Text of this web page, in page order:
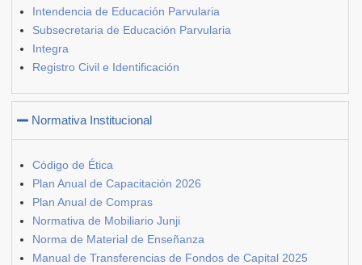
Intendencia de Educación Parvularia
Subsecretaria de Educación Parvularia
Integra
Registro Civil e Identificación
Normativa Institucional
Código de Ética
Plan Anual de Capacitación 2026
Plan Anual de Compras
Normativa de Mobiliario Junji
Norma de Material de Enseñanza
Manual de Transferencias de Fondos de Capital 2025